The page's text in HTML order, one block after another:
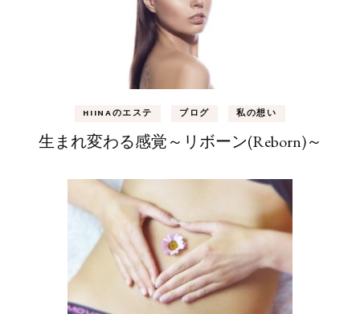
HIINAのエステ ブログ 私の想い
生まれ変わる感覚～リボーン(Reborn)～